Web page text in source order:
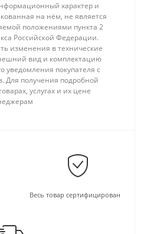
характер и
на нём, не является
положениями пункта 2
Российской Федерации.
изменения в технические
вид и комплектацию
уведомления покупателя с
Для получения подробной
услугах и их цене
Весь товар сертифицирован